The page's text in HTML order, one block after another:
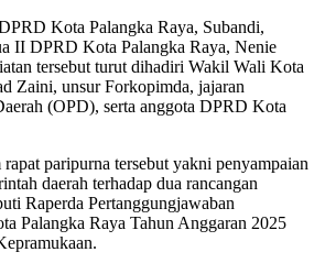
Kota Palangka Raya, Subandi,
II DPRD Kota Palangka Raya, Nenie
tersebut turut dihadiri Wakil Wali Kota
Zaini, unsur Forkopimda, jajaran
(OPD), serta anggota DPRD Kota
paripurna tersebut yakni penyampaian
daerah terhadap dua rancangan
Raperda Pertanggungjawaban
Palangka Raya Tahun Anggaran 2025